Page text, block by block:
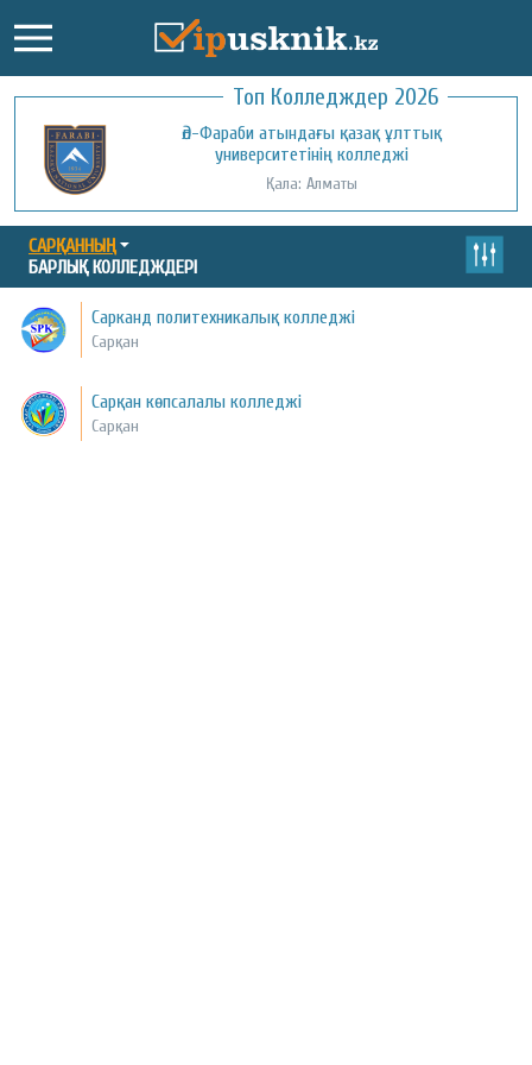
Топ Колледждер 2026
Әл-Фараби атындағы қазақ ұлттық
университетінің колледжі
Қала: Алматы
САРҚАННЫҢ
БАРЛЫҚ КОЛЛЕДЖДЕРІ
Сарканд политехникалық колледжі
Сарқан
Сарқан көпсалалы колледжі
Сарқан